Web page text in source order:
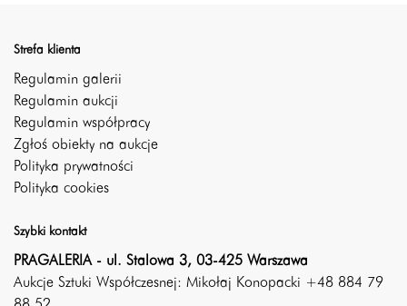
Strefa klienta
Regulamin galerii
Regulamin aukcji
Regulamin współpracy
Zgłoś obiekty na aukcje
Polityka prywatności
Polityka cookies
Szybki kontakt
PRAGALERIA - ul. Stalowa 3, 03-425 Warszawa
Aukcje Sztuki Współczesnej: Mikołaj Konopacki +48 884 79